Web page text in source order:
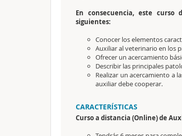
En consecuencia, este
siguientes:
Conocer los elementos
Auxiliar al veterinario en los
Ofrecer un acercamiento
Describir las principales
Realizar un acercamiento a
auxiliar debe cooperar.
CARACTERÍSTICAS
Curso a distancia (Online)de